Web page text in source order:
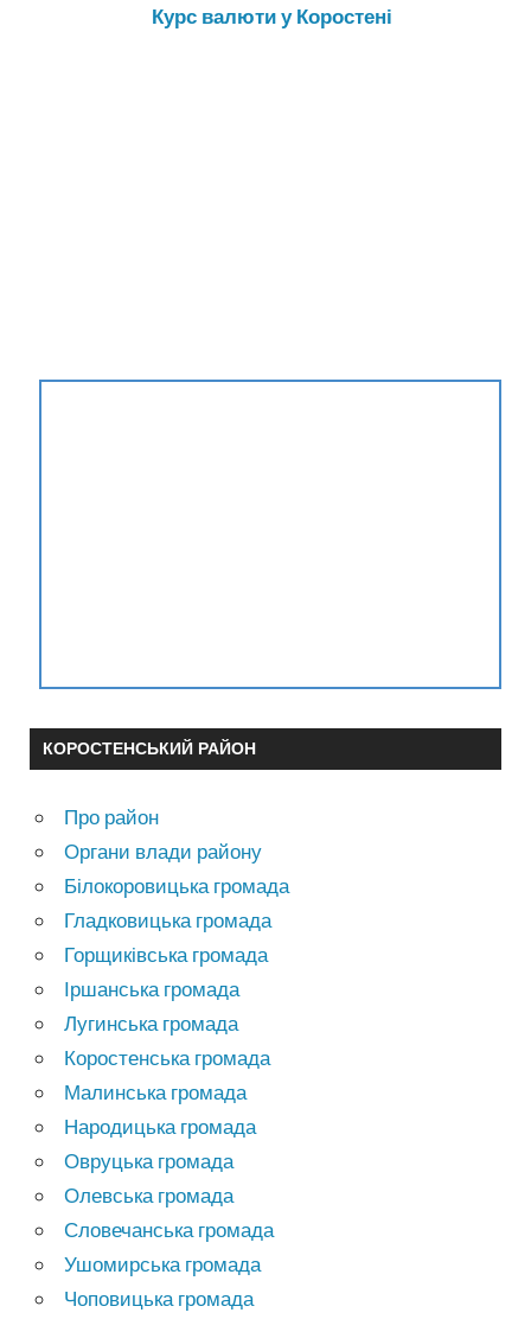
Курс валюти у Коростені
КОРОСТЕНСЬКИЙ РАЙОН
Про район
Органи влади району
Білокоровицька громада
Гладковицька громада
Горщиківська громада
Іршанська громада
Лугинська громада
Коростенська громада
Малинська громада
Народицька громада
Овруцька громада
Олевська громада
Словечанська громада
Ушомирська громада
Чоповицька громада